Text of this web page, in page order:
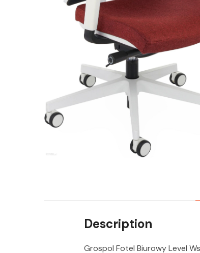
Description
Grospol Fotel Biurowy Level Ws